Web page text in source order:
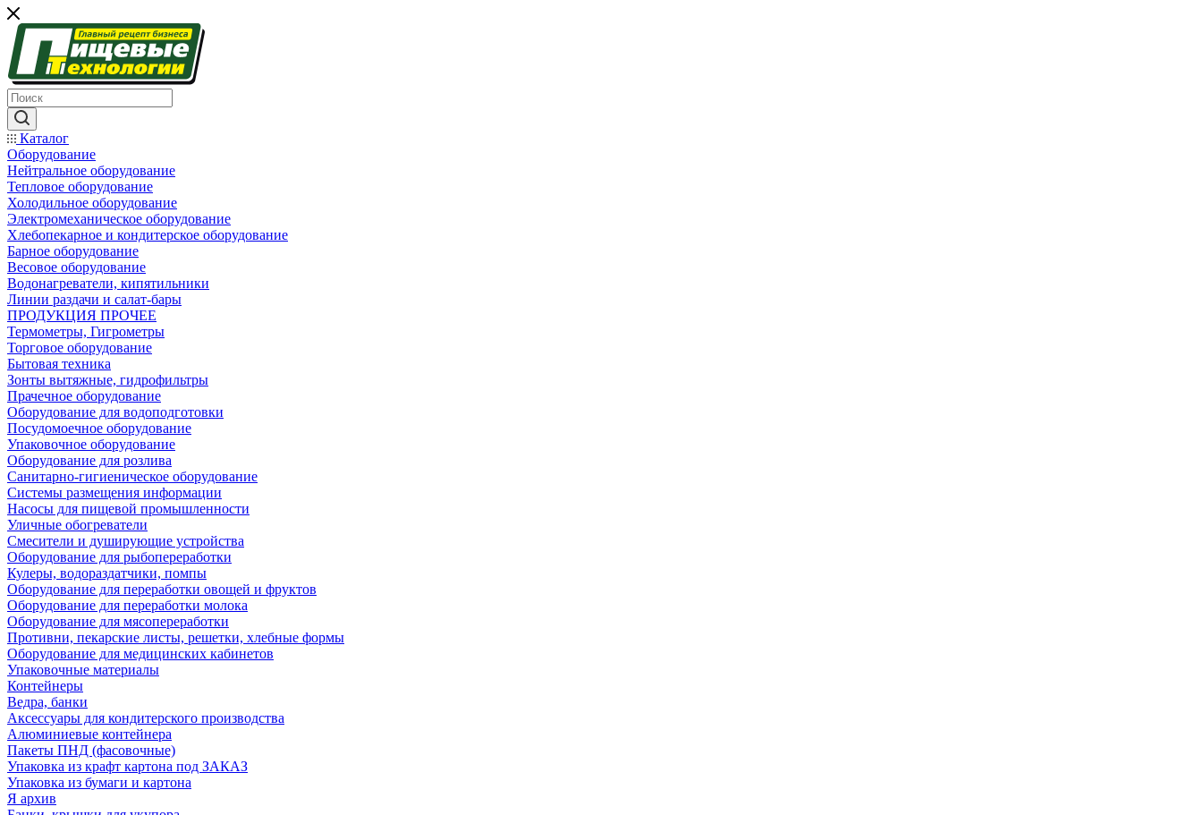
Каталог
Оборудование
Нейтральное оборудование
Тепловое оборудование
Холодильное оборудование
Электромеханическое оборудование
Хлебопекарное и кондитерское оборудование
Барное оборудование
Весовое оборудование
Водонагреватели, кипятильники
Линии раздачи и салат-бары
ПРОДУКЦИЯ ПРОЧЕЕ
Термометры, Гигрометры
Торговое оборудование
Бытовая техника
Зонты вытяжные, гидрофильтры
Прачечное оборудование
Оборудование для водоподготовки
Посудомоечное оборудование
Упаковочное оборудование
Оборудование для розлива
Санитарно-гигиеническое оборудование
Системы размещения информации
Насосы для пищевой промышленности
Уличные обогреватели
Смесители и душирующие устройства
Оборудование для рыбопереработки
Кулеры, водораздатчики, помпы
Оборудование для переработки овощей и фруктов
Оборудование для переработки молока
Оборудование для мясопереработки
Противни, пекарские листы, решетки, хлебные формы
Оборудование для медицинских кабинетов
Упаковочные материалы
Контейнеры
Ведра, банки
Аксессуары для кондитерского производства
Алюминиевые контейнера
Пакеты ПНД (фасовочные)
Упаковка из крафт картона под ЗАКАЗ
Упаковка из бумаги и картона
Я архив